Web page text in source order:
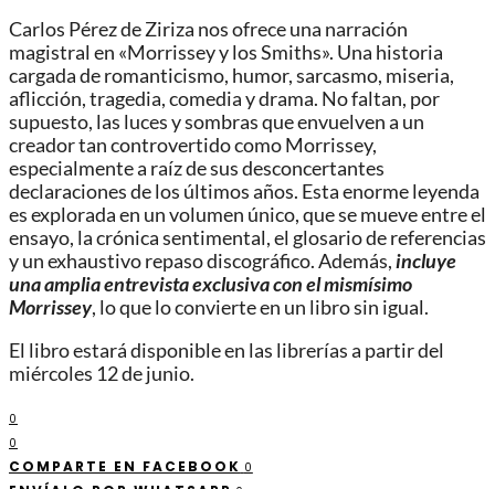
Carlos Pérez de Ziriza nos ofrece una narración
magistral en «Morrissey y los Smiths». Una historia
cargada de romanticismo, humor, sarcasmo, miseria,
aflicción, tragedia, comedia y drama. No faltan, por
supuesto, las luces y sombras que envuelven a un
creador tan controvertido como Morrissey,
especialmente a raíz de sus desconcertantes
declaraciones de los últimos años. Esta enorme leyenda
es explorada en un volumen único, que se mueve entre el
ensayo, la crónica sentimental, el glosario de referencias
y un exhaustivo repaso discográfico. Además,incluye
una amplia entrevista exclusiva con el mismísimo
Morrissey, lo que lo convierte en un libro sin igual.
El libro estará disponible en las librerías a partir del
miércoles 12 de junio.
0
0
COMPARTE EN FACEBOOK 0